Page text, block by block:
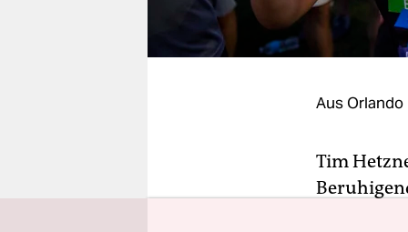
unterstützen
abo
Aus Orlando
Tim